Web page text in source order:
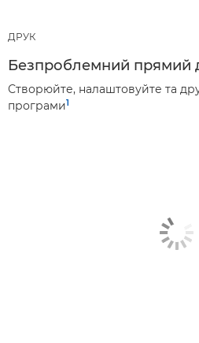
ДРУК
Безпроблемний прямий
Створюйте, налаштовуйте та
програми1